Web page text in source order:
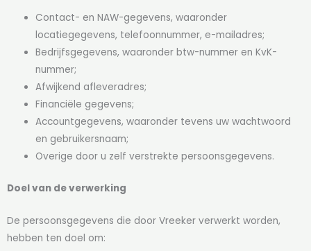
Contact- en NAW-gegevens, waaronder
locatiegegevens, telefoonnummer, e-mailadres;
Bedrijfsgegevens, waaronder btw-nummer en KvK-
nummer;
Afwijkend afleveradres;
Financiële gegevens;
Accountgegevens, waaronder tevens uw wachtwoord
en gebruikersnaam;
Overige door u zelf verstrekte persoonsgegevens.
Doel van de verwerking
De persoonsgegevens die door Vreeker verwerkt worden,
hebben ten doel om: